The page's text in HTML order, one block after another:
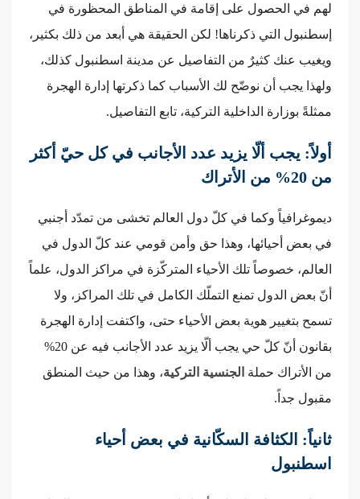
لهم في الحصول على إقامة في المناطق المحظورة في
إسطنبول التي ذكرناها! لكن الحقيقة هي أبعد من ذلك بكثير،
ويغيب عنك كثيرٌ من التفاصيل عن مدينة اسطنبول كذلك،
ولهذا يجب أن نوضّح لك الأسباب كما ذكرتها إدارة الهجرة
ممثلةً بوزارة الداخلية التركية، تابع التفاصيل.
أولاً: يجب ألّا يزيد عدد الأجانب في كل حيّ أكثر
من 20% من الأتراك
ديموغرافياً وكما في كلّ دول العالم تخشى من تمدّد أجنبي
في بعض أحيائها، وهذا حق وأمن قومي عند كلّ الدول في
العالم، خصوصاً تلك الأحياء المتركّزة في مراكز الدول، علماً
أنّ بعض الدول تمنع التملّك الكامل في تلك المراكز، ولا
تسمح بتغيير هوية بعض الأحياء حتى، واكتفت إدارة الهجرة
بقانون أنّ كلّ حي يجب ألّا يزيد عدد الأجانب فيه عن 20%
من الأتراك حملة الجنسية التركية، وهذا من حيث المنطق
مقبول جداً.
ثانياً: الكثافة السكّانية في بعض أحياء
اسطنبول